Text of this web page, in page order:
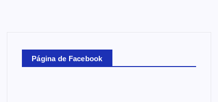
Página de Facebook